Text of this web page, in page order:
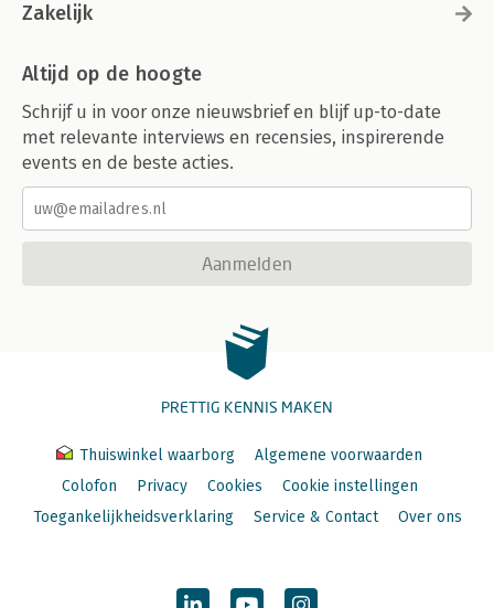
Zakelijk
Altijd op de hoogte
Schrijf u in voor onze nieuwsbrief en blijf up-to-date
met relevante interviews en recensies, inspirerende
events en de beste acties.
Aanmelden
PRETTIG KENNIS MAKEN
Thuiswinkel waarborg
Algemene voorwaarden
Colofon
Privacy Cookies
Cookie instellingen
Toegankelijkheidsverklaring
Service & Contact Over ons